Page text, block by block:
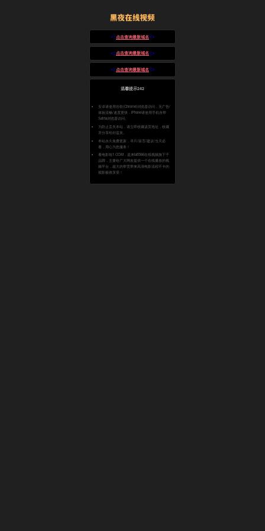
👉点击查询最新域名👈
👉点击查询最新域名👈
👉点击查询最新域名👈
温馨提示242
安卓请使用谷歌(Chrome)浏览器访问，无广告/
体验流畅/速度更快，iPhone请使用手机自带
Safria浏览器访问。
为防止丢失本站，请立即收藏该页地址，收藏
并分享给好盆友。
本站永久免费更新，寻片/留言/建议/当天必
看，用心为您服务！
看电影啦1.COM，是来lai5566在线视频旗下子
品牌，主要给广大网友提供一个在线播放的视
频平台，超大的带宽带来高清电影流程不卡的
观影极致享受！